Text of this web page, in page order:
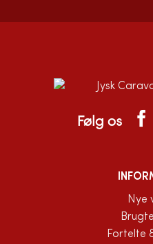
Følg os
Nye
Fortelte